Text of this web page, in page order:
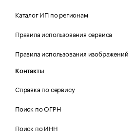
Каталог ИП по регионам
Правила использования сервиса
Правила использования изображений
Контакты
Справка по сервису
Поиск по ОГРН
Поиск по ИНН